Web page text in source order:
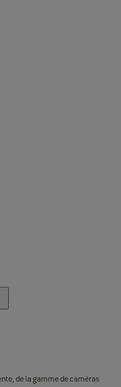
de la gamme de caméras